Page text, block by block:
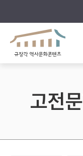
규장각의 어제와
규장각 소개영상
고전